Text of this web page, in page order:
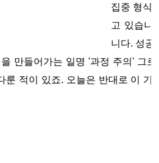
집중 형식
고 있습니
니다. 성공
만들어가는 일명 '과정 주의' 그
룬 적이 있죠. 오늘은 반대로 이 기